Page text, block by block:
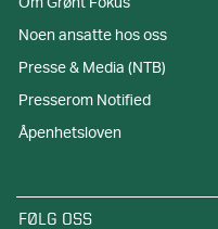
Om Grønt Fokus
Noen ansatte hos oss
Presse & Media (NTB)
Presserom Notified
Åpenhetsloven
FØLG OSS